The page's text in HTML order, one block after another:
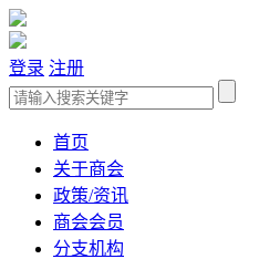
登录 注册
首页
关于商会
政策/资讯
商会会员
分支机构